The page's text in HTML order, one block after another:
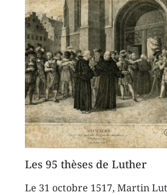
Les 95 thèses de Luther
Le 31 octobre 1517, Martin